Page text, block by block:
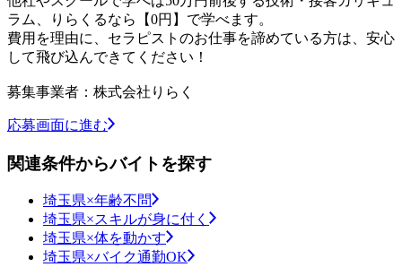
ラム、りらくるなら【0円】で学べます。
費用を理由に、セラピストのお仕事を諦めている方は、安心
して飛び込んできてください！
募集事業者：株式会社りらく
応募画面に進む
関連条件からバイトを探す
埼玉県×年齢不問
埼玉県×スキルが身に付く
埼玉県×体を動かす
埼玉県×バイク通勤OK